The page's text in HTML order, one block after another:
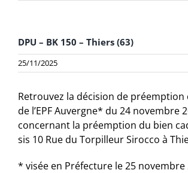
DPU – BK 150 – Thiers (63)
25/11/2025
Retrouvez la décision de
de l’EPF Auvergne* du 24 novembre
concernant la préemption du bien
sis 10 Rue du Torpilleur Sirocco à
* visée en Préfecture le 25 novembre